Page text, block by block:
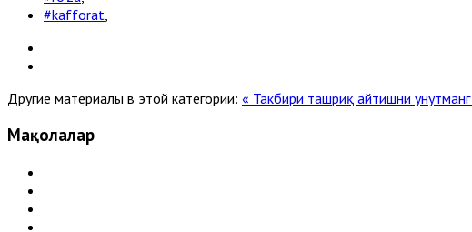
#kafforat
Другие материалы в этой категории: « Такбири ташриқ айтишни унутманг
Мақолалар